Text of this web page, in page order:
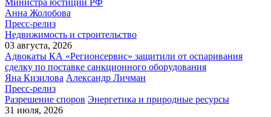
Министра юстиции РФ
Анна Жолобова
Пресс-релиз
Недвижимость и строительство
03 августа, 2026
Адвокаты КА «Регионсервис» защитили от оспаривания
сделку по поставке санкционного оборудования
Яна Кизилова Александр Личман
Пресс-релиз
Разрешение споров Энергетика и природные ресурсы
31 июля, 2026